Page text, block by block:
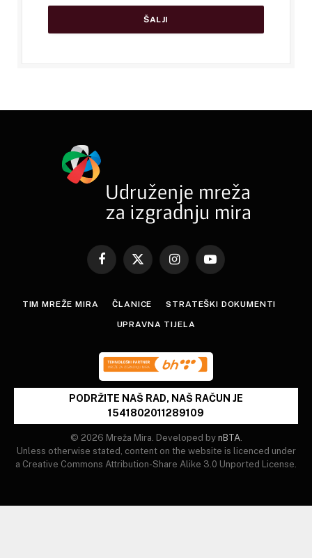
Facebook
X
InstagramYouTube
TIM MREŽE MIRA ČLANICE STRATEŠKI DOKUMENTI
UPRAVNA TIJELA
PODRŽITE NAŠ RAD, NAŠ RAČUN JE
1541802011289109
© 2026 Mreža Mira. Developed by nBTA.
Unless otherwise stated, content on the website is licenced under
a Creative Commons Attribution-Share Alike 3.0 Unported License.